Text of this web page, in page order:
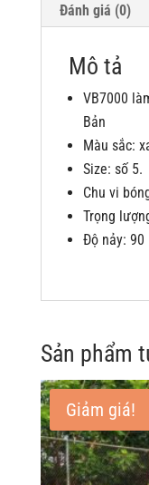
Đánh giá (0)
Mô tả
VB7000
Bản
Màu sắc:
Size: số 5.
Chu vi
Trọng
Độ nảy: 90
Sản phẩm
Giảm giá!